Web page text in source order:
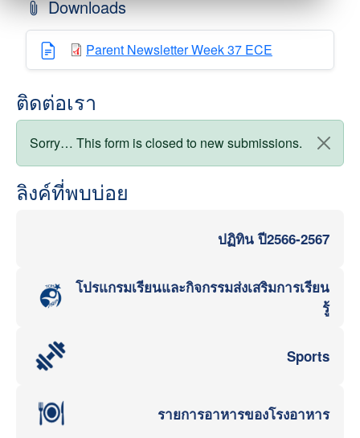
Downloads
Parent Newsletter Week 37 ECE
ติดต่อเรา
สถานะข้อความ
Sorry… This form is closed to new submissions.
ลิงค์ที่พบบ่อย
ปฏิทิน ปี2566-2567
โปรแกรมเรียนและกิจกรรมส่งเสริมการเรียน
รู้
Sports
รายการอาหารของโรงอาหาร